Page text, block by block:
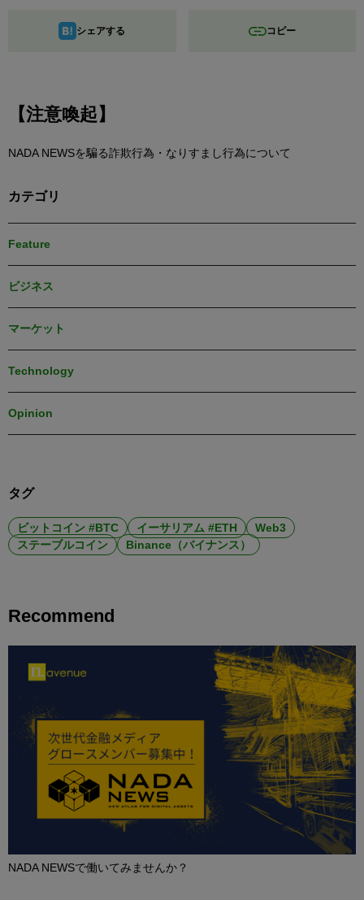
シェアする コピー
【注意喚起】
NADA NEWSを騙る詐欺行為・なりすまし行為について
カテゴリ
Feature
ビジネス
マーケット
Technology
Opinion
タグ
ビットコイン #BTC イーサリアム #ETH
Web3
ステーブルコイン
Binance（バイナンス）
Recommend
NADA NEWSで働いてみませんか？